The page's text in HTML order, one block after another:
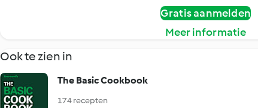
Gratis aanmelden
Meer informatie
Ook te zien in
The Basic Cookbook
174 recepten